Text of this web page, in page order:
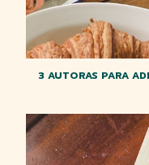
3 AUTORAS PARA